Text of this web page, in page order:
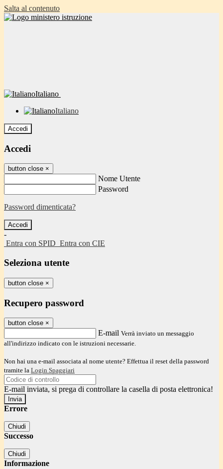
Salta al contenuto
Italiano
Italiano
Accedi
Accedi
button close ×
Nome Utente
Password
Password dimenticata?
-
Entra con SPID Entra con CIE
Seleziona utente
button close ×
Recupero password
button close ×
E-mail Verrà inviato un messaggio
all'indirizzo indicato con le istruzioni necessarie.
Non hai una e-mail associata al nome utente? Effettua il reset della password
tramite la Login Spaggiari
E-mail inviata, si prega di controllare la casella di posta elettronica!
Errore
Chiudi
Successo
Chiudi
Informazione